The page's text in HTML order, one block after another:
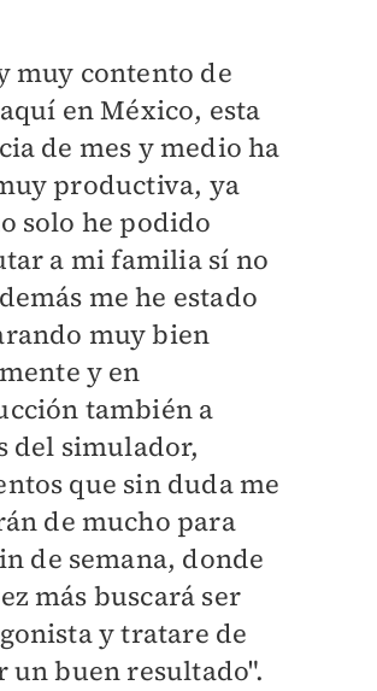
muy contento de
en México, esta
de mes y medio ha
productiva, ya
solo he podido
a mi familia sí no
me he estado
muy bien
y en
también a
del simulador,
que sin duda me
de mucho para
de semana, donde
más buscará ser
y tratare de
un buen resultado".